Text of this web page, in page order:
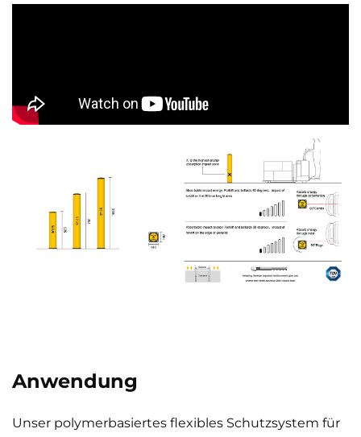
Anwendung
Unser polymerbasiertes flexibles Schutzsystem für